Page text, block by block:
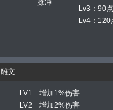
脉冲
Lv3：90
Lv4：120
雕文
LV1 增加1%伤害
LV2 增加2%伤害